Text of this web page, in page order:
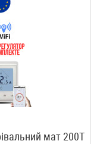
мат 200T